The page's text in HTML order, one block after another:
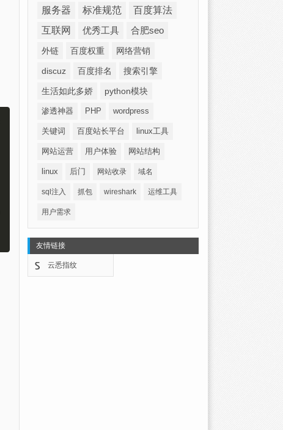
服务器 标准规范
百度算法
互联网
优秀工具 合肥seo
外链 百度权重 网络营销
discuz 百度排名 搜索引擎
生活如此多娇 python模块
渗透神器 PHP wordpress
关键词 百度站长平台 linux工具
网站运营 用户体验 网站结构
linux 后门 网站收录 域名
sql注入 抓包 wireshark 运维工具
用户需求
友情链接
云悉指纹